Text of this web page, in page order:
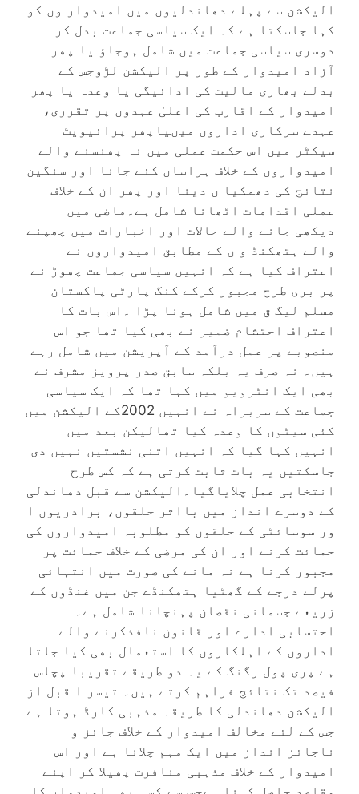
الیکشن سے پہلے دھاندلیوں میں امیدوار وں کو
کہا جاسکتا ہے کہ ایک سیاسی جماعت بدل کر
دوسری سیاسی جماعت میں شامل ہوجاؤ یا پھر
آزاد امیدوار کے طور پر الیکشن لڑوجس کے
بدلے بھاری مالیت کی ادائیگی یا وعدہ یا پھر
امیدوار کے اقارب کی اعلیٰ عہدوں پر تقرری،
عہدے سرکاری اداروں میںیاپھر پرائیویٹ
سیکٹر میں اس حکمت عملی میں نہ پھنسنے والے
امیدواروں کے خلاف ہراساں کئے جانا اور سنگین
نتائج کی دھمکیا ں دینا اور پھر ان کے خلاف
عملی اقدامات اٹھانا شامل ہے۔ماضی میں
دیکھی جانے والے حالات اور اخبارات میں چھپنے
والے ہتھکنڈ و ں کے مطابق امیدواروں نے
اعتراف کیا ہے کہ انہیں سیاسی جماعت چھوڑ نے
پر بری طرح مجبور کرکے کنگ پارٹی پاکستان
مسلم لیگ ق میں شامل ہونا پڑا ۔اس بات کا
اعتراف احتشام ضمیر نے بھی کیا تھا جو اس
منصوبے پر عمل درآمد کے آپریشن میں شامل رہے
ہیں۔ نہ صرف یہ بلکہ سابق صدر پرویز مشرف نے
بھی ایک انٹرویو میں کہا تھا کہ ایک سیاسی
جماعت کے سربراہ نے انہیں 2002کے الیکشن میں
کئی سیٹوں کا وعدہ کیا تھالیکن بعد میں
انہیں کہا گیا کہ انہیں اتنی نشستیں نہیں دی
جاسکتیں یہ بات ثابت کرتی ہے کہ کس طرح
انتخابی عمل چلایاگیا۔الیکشن سے قبل دھاندلی
کے دوسرے انداز میں بااثر حلقوں، برادریوں ا
ور سوسائٹی کے حلقوں کو مطلوبہ امیدواروں کی
حمائت کرنے اور ان کی مرضی کے خلاف حمائت پر
مجبور کرنا ہے نہ مانے کی صورت میں انتہائی
پرلے درجے کے گھٹیا ہتھکنڈے جن میں غنڈوں کے
زریعے جسمانی نقصان پہنچانا شامل ہے۔
احتسابی ادارے اور قانون نافذکرنے والے
اداروں کے اہلکاروں کا استعمال بھی کیا جاتا
ہے پری پول رگنگ کے یہ دو طریقے تقریبا پچاس
فیصد تک نتائج فراہم کرتے ہیں۔ تیسر ا قبل از
الیکشن دھاندلی کا طریقہ مذہبی کارڈ ہوتا ہے
جس کے لئے مخالف امیدوار کے خلاف جائز و
ناجائز انداز میں ایک مہم چلانا ہے اور اس
امیدوار کے خلاف مذہبی منافرت پھیلا کر اپنے
مقاصد حاصل کرنا ہےجس سے کسی بھی امیدوار کا